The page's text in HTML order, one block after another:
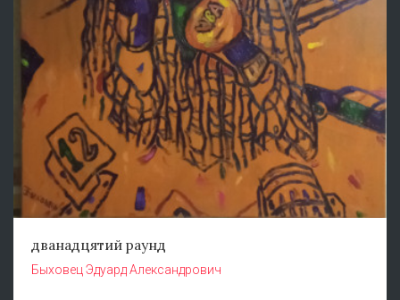
дванадцятий раунд
Быховец Эдуард Александрович